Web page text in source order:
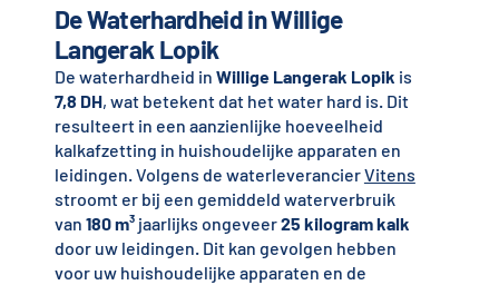
De Waterhardheid in Willige
Langerak Lopik
De waterhardheid in Willige Langerak Lopik is
7,8 DH, wat betekent dat het water hard is. Dit
resulteert in een aanzienlijke hoeveelheid
kalkafzetting in huishoudelijke apparaten en
leidingen. Volgens de waterleverancierVitens
stroomt er bij een gemiddeld waterverbruik
van 180 m³jaarlijks ongeveer25 kilogram kalk
door uw leidingen. Dit kan gevolgen hebben
voor uw huishoudelijke apparaten en de